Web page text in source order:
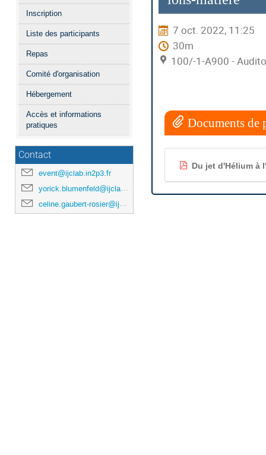
Inscription
Liste des participants
Repas
Comité d'organisation
Hébergement
Accès et informations
pratiques
Contact
event@ijclab.in2p3.fr
yorick.blumenfeld@ijclab.in2p3.fr
celine.gaubert-rosier@ijclab.in2p3.fr
7 oct. 2022, 11:25
30m
100/-1-A900 -
Documents de
Du jet d'Hélium à